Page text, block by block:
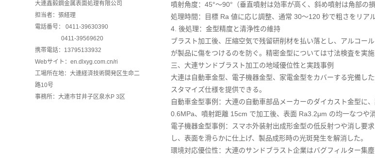
大連鑫毅鋼金属表面処理有限公司
担当者：張経理
電話番号： 0411-39630390
0411-39569620
携帯電話：13795133932
Webサイト：en.dlxyg.com.cn/ri
工場所在地：大連経済技術開発区生命二
路10号
事務所：大連市甘井子区泉水P 3区
噴射角度：45°～90°（垂直噴射は効率が高く、斜め噴射は角部の
処理時間：目標 Ra 値に応じ調整、通常 30～120 秒で粗さをリア
4. 後処理：金型精度と清浄性の維持
ブラスト加工後、圧縮空気で残留研削材を払い落とし、アルコー
が製品に傷をつけるのを防ぐ。精密金型については寸法検査を実
三、大連サンドブラスト加工の地域優位性と実践事例
大連は自動車金型、電子機器金型、家電金型をカバーする完備し
スタマイズ仕様を提供できる。
自動車金型事例：大連の自動車部品メーカーのダイカスト金型に
0.6MPa、噴射距離 15cm で加工後、表面 Ra3.2μm の均一なつや
電子機器金型事例：スマホ外装射出成形金型の低反射つや消し要
し、表面を滑らかに仕上げ、製品成形時の光斑発生を解消した。
環境対応優位性：大連のサンドブラスト企業はバグフィルター集